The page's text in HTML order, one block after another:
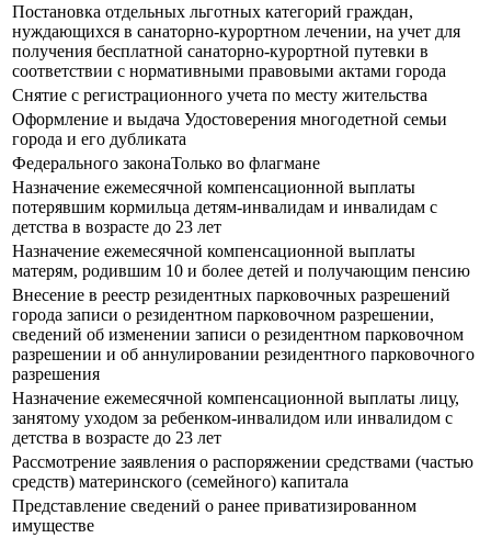
Постановка отдельных льготных категорий граждан,
нуждающихся в санаторно-курортном лечении, на учет для
получения бесплатной санаторно-курортной путевки в
соответствии с нормативными правовыми актами города
Снятие с регистрационного учета по месту жительства
Оформление и выдача Удостоверения многодетной семьи
города и его дубликата
Федерального законаТолько во флагмане
Назначение ежемесячной компенсационной выплаты
потерявшим кормильца детям-инвалидам и инвалидам с
детства в возрасте до 23 лет
Назначение ежемесячной компенсационной выплаты
матерям, родившим 10 и более детей и получающим пенсию
Внесение в реестр резидентных парковочных разрешений
города записи о резидентном парковочном разрешении,
сведений об изменении записи о резидентном парковочном
разрешении и об аннулировании резидентного парковочного
разрешения
Назначение ежемесячной компенсационной выплаты лицу,
занятому уходом за ребенком-инвалидом или инвалидом с
детства в возрасте до 23 лет
Рассмотрение заявления о распоряжении средствами (частью
средств) материнского (семейного) капитала
Представление сведений о ранее приватизированном
имуществе